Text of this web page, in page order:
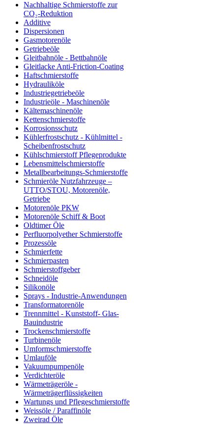
Nachhaltige Schmierstoffe zur
CO₂-Reduktion
Additive
Dispersionen
Gasmotorenöle
Getriebeöle
Gleitbahnöle - Bettbahnöle
Gleitlacke Anti-Friction-Coating
Haftschmierstoffe
Hydrauliköle
Industriegetriebeöle
Industrieöle - Maschinenöle
Kältemaschinenöle
Kettenschmierstoffe
Korrosionsschutz
Kühlerfrostschutz - Kühlmittel -
Scheibenfrostschutz
Kühlschmierstoff Pflegeprodukte
Lebensmittelschmierstoffe
Metallbearbeitungs-Schmierstoffe
Schmieröle Nutzfahrzeuge –
UTTO/STOU, Motorenöle,
Getriebe
Motorenöle PKW
Motorenöle Schiff & Boot
Oldtimer Öle
Perfluorpolyether Schmierstoffe
Prozessöle
Schmierfette
Schmierpasten
Schmierstoffgeber
Schneidöle
Silikonöle
Sprays - Industrie-Anwendungen
Transformatorenöle
Trennmittel - Kunststoff- Glas-
Bauindustrie
Trockenschmierstoffe
Turbinenöle
Umformschmierstoffe
Umlauföle
Vakuumpumpenöle
Verdichteröle
Wärmeträgeröle -
Wärmeträgerflüssigkeiten
Wartungs und Pflegeschmierstoffe
Weissöle / Paraffinöle
Zweirad Öle